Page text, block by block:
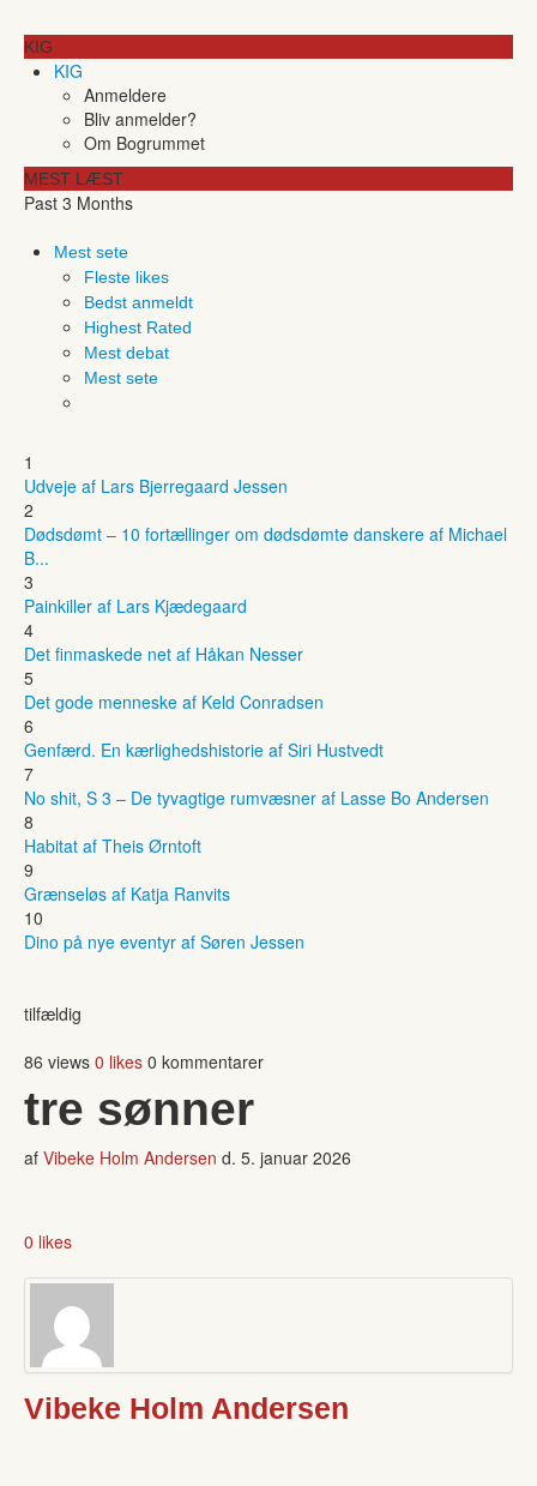
KIG
KIG
Anmeldere
Bliv anmelder?
Om Bogrummet
MEST LÆST
Past 3 Months
Mest sete
Fleste likes
Bedst anmeldt
Highest Rated
Mest debat
Mest sete
1
Udveje af Lars Bjerregaard Jessen
2
Dødsdømt – 10 fortællinger om dødsdømte danskere af Michael
B...
3
Painkiller af Lars Kjædegaard
4
Det finmaskede net af Håkan Nesser
5
Det gode menneske af Keld Conradsen
6
Genfærd. En kærlighedshistorie af Siri Hustvedt
7
No shit, S 3 – De tyvagtige rumvæsner af Lasse Bo Andersen
8
Habitat af Theis Ørntoft
9
Grænseløs af Katja Ranvits
10
Dino på nye eventyr af Søren Jessen
tilfældig
86 views 0 likes 0 kommentarer
tre sønner
af Vibeke Holm Andersen d. 5. januar 2026
0 likes
Vibeke Holm Andersen